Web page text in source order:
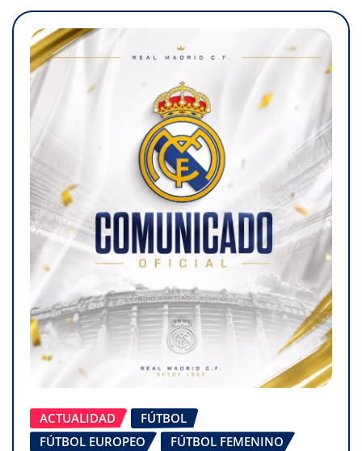
ACTUALIDAD
FÚTBOL
FÚTBOL EUROPEO
FÚTBOL FEMENINO